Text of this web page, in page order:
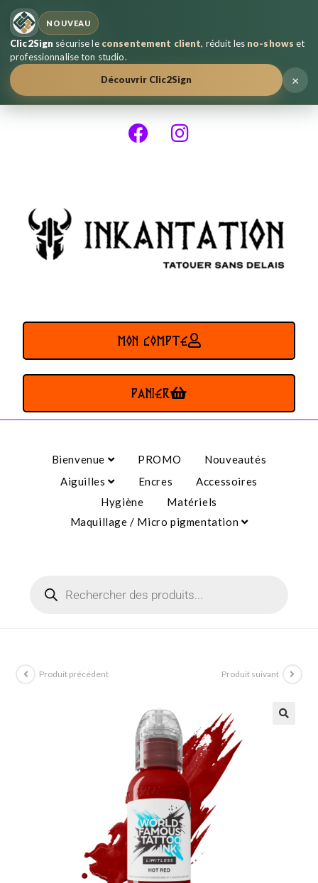
NOUVEAU
Clic2Sign sécurise le consentement client, réduit les no-shows et
professionnalise ton studio.
Découvrir Clic2Sign
×
MON COMPTE
PANIER
Bienvenue PROMO
Nouveautés
Aiguilles
Encres
Accessoires
Hygiène
Matériels
Maquillage / Micro pigmentation
Produit précédent Produit suivant